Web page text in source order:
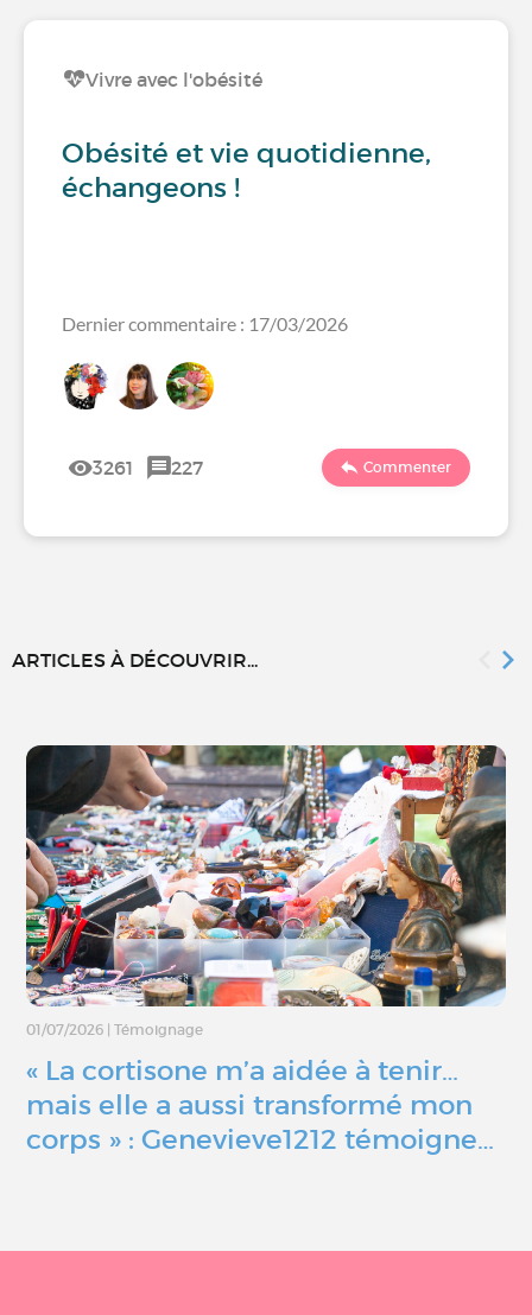
Vivre avec l'obésité
Obésité et vie quotidienne,
échangeons !
Dernier commentaire : 17/03/2026
3261 227 Commenter
ARTICLES À DÉCOUVRIR...
01/07/2026 Témoignage
« La cortisone m’a aidée à tenir…
mais elle a aussi transformé mon
corps » : Genevieve1212 témoigne…